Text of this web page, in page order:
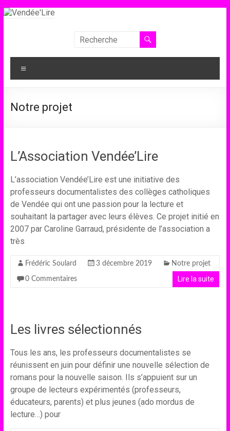
Aller
Vendée'Lire
Le
prix
collégiens
Notre projet
L’Association Vendée’Lire
L’association Vendée’Lire est une initiative des
professeurs documentalistes des collèges catholiques
de Vendée qui ont une passion pour la lecture et
souhaitant la partager avec leurs élèves. Ce projet initié en
2007 par Caroline Garraud, présidente de l’association a
très
Frédéric Soulard 3 décembre 2019 Notre projet
0 Commentaires Lire la suite
Les livres sélectionnés
Tous les ans, les professeurs documentalistes se
réunissent en juin pour définir une nouvelle sélection de
romans pour la nouvelle saison. Ils s’appuient sur un
groupe de lecteurs expérimentés (professeurs,
éducateurs, parents) et plus jeunes (ado mordus de
lecture…) pour